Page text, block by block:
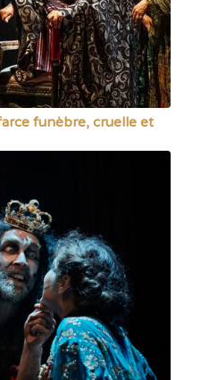
funèbre, cruelle et